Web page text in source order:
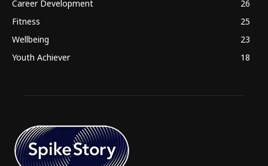
Career Development
26
Fitness
25
Wellbeing
23
Youth Achiever
18